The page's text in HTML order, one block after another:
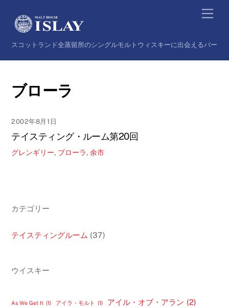
content
スコットランド全蒸留所のシングルモルトウィスキーに出会えるバー
ブローラ
2002年8月1日
テイスティング・ルーム第20回
グレンギリー, ブローラ,余市
カテゴリー
テイスティングルーム (37)
ウイスキー
As We Get It (1) アイラ・モルト (1) アイル・オブ・アラン (2)